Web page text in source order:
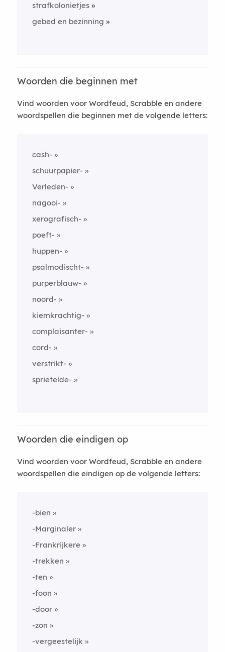
strafkolonietjes
gebed en bezinning
Woorden die beginnen met
Vind woorden voor Wordfeud, Scrabble en andere
woordspellen die beginnen met de volgende letters:
cash-
schuurpapier-
Verleden-
nagooi-
xerografisch-
poeft-
huppen-
psalmodischt-
purperblauw-
noord-
kiemkrachtig-
complaisanter-
cord-
verstrikt-
sprietelde-
Woorden die eindigen op
Vind woorden voor Wordfeud, Scrabble en andere
woordspellen die eindigen op de volgende letters:
-bien
-Marginaler
-Frankrijkere
-trekken
-ten
-foon
-door
-zon
-vergeestelijk